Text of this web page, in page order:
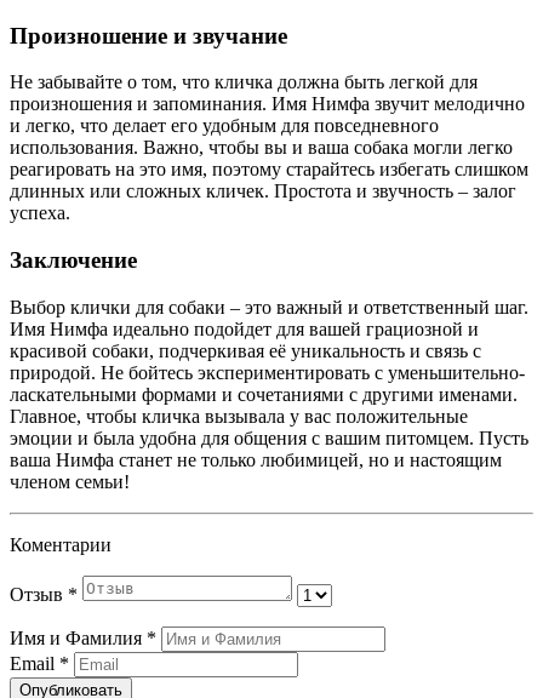
Произношение и звучание
Не забывайте о том, что кличка должна быть легкой для
произношения и запоминания. Имя Нимфа звучит мелодично
и легко, что делает его удобным для повседневного
использования. Важно, чтобы вы и ваша собака могли легко
реагировать на это имя, поэтому старайтесь избегать слишком
длинных или сложных кличек. Простота и звучность – залог
успеха.
Заключение
Выбор клички для собаки – это важный и ответственный шаг.
Имя Нимфа идеально подойдет для вашей грациозной и
красивой собаки, подчеркивая её уникальность и связь с
природой. Не бойтесь экспериментировать с уменьшительно-
ласкательными формами и сочетаниями с другими именами.
Главное, чтобы кличка вызывала у вас положительные
эмоции и была удобна для общения с вашим питомцем. Пусть
ваша Нимфа станет не только любимицей, но и настоящим
членом семьи!
Коментарии
Отзыв *
Имя и Фамилия *
Email *
Опубликовать